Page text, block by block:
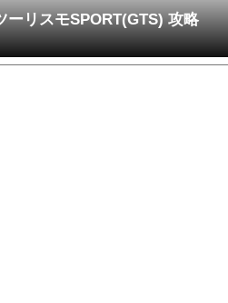
リスモSPORT(GTS) 攻略